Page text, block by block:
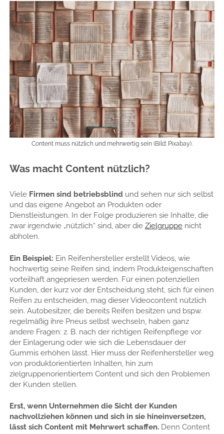
Content muss nützlich und mehrwertig sein (Bild: Pixabay).
Was macht Content nützlich?
Viele Firmen sind betriebsblind und sehen nur sich selbst
und das eigene Angebot an Produkten oder
Dienstleistungen. In der Folge produzieren sie Inhalte, die
zwar irgendwie „nützlich“ sind, aber die Zielgruppenicht
abholen.
Ein Beispiel: Ein Reifenhersteller erstellt Videos, wie
hochwertig seine Reifen sind, indem Produkteigenschaften
vorteilhaft angepriesen werden. Für einen potenziellen
Kunden, der kurz vor der Entscheidung steht, sich für einen
Reifen zu entscheiden, mag dieser Videocontent nützlich
sein. Autobesitzer, die bereits Reifen besitzen und bspw.
regelmäßig ihre Pneus selbst wechseln, haben ganz
andere Fragen: z. B. nach der richtigen Reifenpflege vor
der Einlagerung oder wie sich die Lebensdauer der
Gummis erhöhen lässt. Hier muss der Reifenhersteller weg
von produktorientierten Inhalten, hin zum
zielgruppenorientiertem Content und sich den Problemen
der Kunden stellen.
Erst, wenn Unternehmen die Sicht der Kunden
nachvollziehen können und sich in sie hineinversetzen,
lässt sich Content mit Mehrwert schaffen.Denn Content